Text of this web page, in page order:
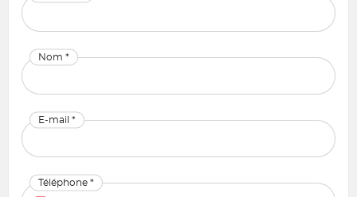
Nom *
E-mail *
Téléphone *